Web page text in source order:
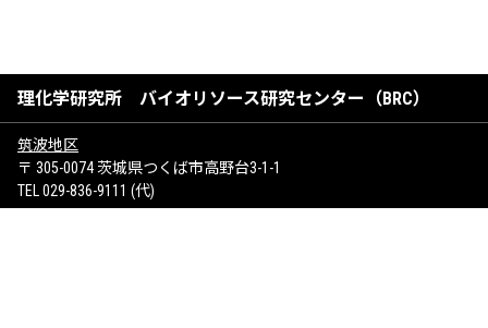
理化学研究所 バイオリソース研究センター（BRC）
筑波地区
〒 305-0074 茨城県つくば市高野台3-1-1
TEL 029-836-9111 (代)